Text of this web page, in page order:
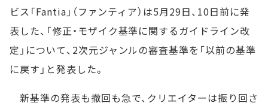
ビス「Fantia」（ファンティア）は5月29日、10日前に発
表した、「修正・モザイク基準に関するガイドライン改
定」について、2次元ジャンルの審査基準を「以前の基準
に戻す」と発表した。
新基準の発表も撤回も急で、クリエイターは振り回さ